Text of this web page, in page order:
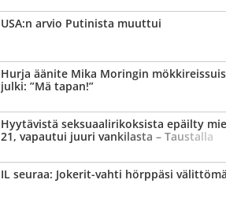
USA:n arvio Putinista muuttui
Hurja äänite Mika Moringin
julki: ”Mä tapan!”
Hyytävistä seksuaali­rikoksista epäilty
21, vapautui juuri vankilasta – Taustalla
IL seuraa: Jokerit-vahti hörppäsi